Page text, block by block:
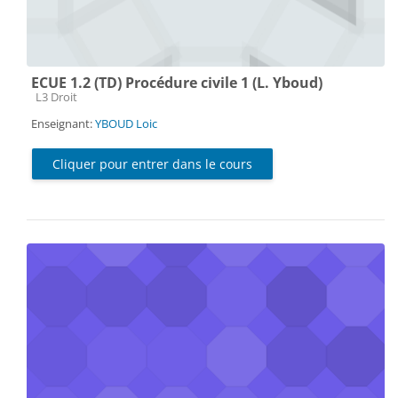
ECUE 1.2 (TD) Procédure civile 1 (L. Yboud)
Catégorie de cours
L3 Droit
Enseignant:YBOUD Loic
Cliquer pour entrer dans le cours